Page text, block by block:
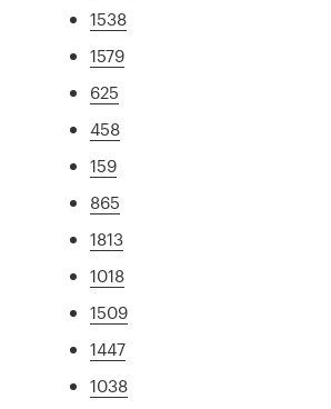
1538
1579
625
458
159
865
1813
1018
1509
1447
1038